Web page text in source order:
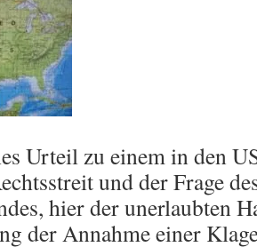
Urteil zu einem in den
und der Frage
hier der unerlaubten
der Annahme einer